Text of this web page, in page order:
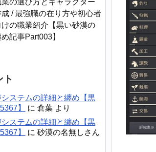
業の選び方とキャラクター
成 / 最強職の在り方や初心者
けの職業紹介【黒い砂漠の
記事Part003】
ステムの詳細と纏め【黒
】
に 倉葉 より
ステムの詳細と纏め【黒
】
に 砂漠の名無しさん